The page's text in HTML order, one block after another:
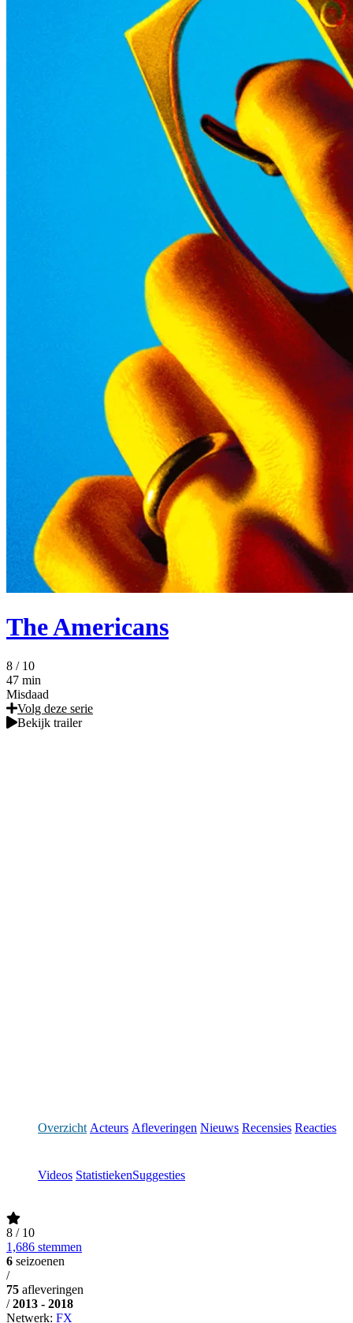
The Americans
8 / 10
47 min
Misdaad
Volg deze serie
Bekijk trailer
Overzicht Acteurs Afleveringen Nieuws Recensies Reacties
Videos StatistiekenSuggesties
8 / 10
1,686 stemmen
6 seizoenen
/
75 afleveringen
/ 2013 - 2018
Netwerk: FX